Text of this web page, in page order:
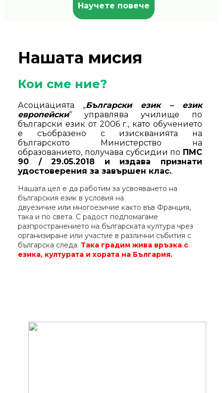
Научете повече
Нашата мисия
Кои сме ние?
Асоциацията „Български език – език
европейски“ управлява училище по
български език от 2006 г., като обучението
е съобразено с изискванията на
българското Министерство на
образованието, получава субсидии по ПМС
90 / 29.05.2018 и издава признати
удостоверения за завършен клас..
Нашата цел е да работим за усвояването на
българския език в условия на
двуезичие или многоезичие както във Франция,
така и по света. С радост подпомагаме
разпространението на българската култура чрез
организиране или участие в различни събития с
българска следа. Така градим жива връзка с
езика, културата и хората на България.